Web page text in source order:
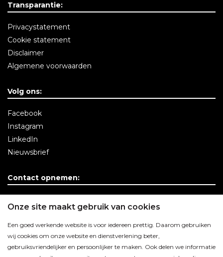
Onze site maakt gebruik van cookies
Een goed werkende website is voor iedereen prettig. Daarom gebruiken
wij cookies om onze website en dienstverlening beter,
gebruiksvriendelijker en persoonlijker te maken. Ook delen we informatie
Transparantie:
Privacystatement
Cookie statement
Disclaimer
Algemene voorwaarden
Volg ons:
Facebook
Instagram
LinkedIn
Nieuwsbrief
Contact opnemen: